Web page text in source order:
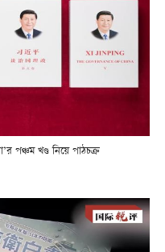
পঞ্চম খণ্ড নিয়ে পাঠচক্র